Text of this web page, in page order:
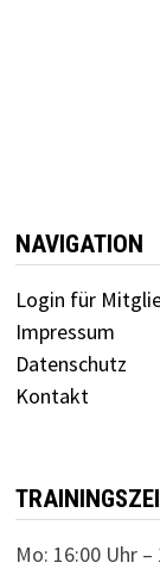
NAVIGATION
Login für
Impressum
Datenschutz
Kontakt
Mo: 16:00 Uhr